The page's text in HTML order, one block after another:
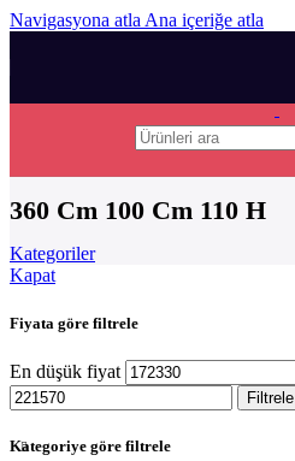
Navigasyona atla Ana içeriğe atla
360 Cm 100 Cm 110 H
Kategoriler
Kapat
Fiyata göre filtrele
En düşük fiyat
Filtrele
Kategoriye göre filtrele